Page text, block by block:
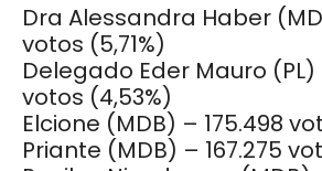
Dra Alessandra Haber
votos (5,71%)
Delegado Eder Mauro (PL)
votos (4,53%)
Elcione (MDB) – 175.498
Priante (MDB) – 167.275